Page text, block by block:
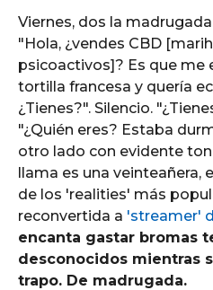
Viernes, dos la
"Hola, ¿vendes CBD
psicoactivos]? Es que me
tortilla francesa y quería
¿Tienes?". Silencio.
"¿Quién eres? Estaba
otro lado con evidente
llama es una veinteañera,
de los 'realities' más
reconvertida a 'streamer'
encanta gastar bromas
desconocidos mientras
trapo. De madrugada.